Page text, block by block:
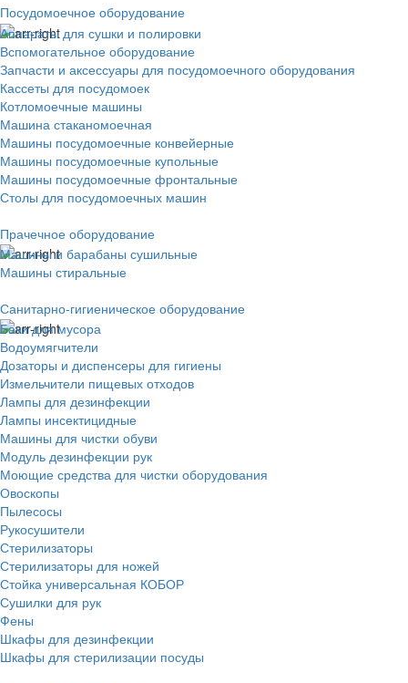
Посудомоечное оборудование
Аппараты для сушки и полировки
Вспомогательное оборудование
Запчасти и аксессуары для посудомоечного оборудования
Кассеты для посудомоек
Котломоечные машины
Машина стаканомоечная
Машины посудомоечные конвейерные
Машины посудомоечные купольные
Машины посудомоечные фронтальные
Столы для посудомоечных машин
Прачечное оборудование
Машины и барабаны сушильные
Машины стиральные
Санитарно-гигиеническое оборудование
Баки для мусора
Водоумягчители
Дозаторы и диспенсеры для гигиены
Измельчители пищевых отходов
Лампы для дезинфекции
Лампы инсектицидные
Машины для чистки обуви
Модуль дезинфекции рук
Моющие средства для чистки оборудования
Овоскопы
Пылесосы
Рукосушители
Стерилизаторы
Стерилизаторы для ножей
Стойка универсальная КОБОР
Сушилки для рук
Фены
Шкафы для дезинфекции
Шкафы для стерилизации посуды